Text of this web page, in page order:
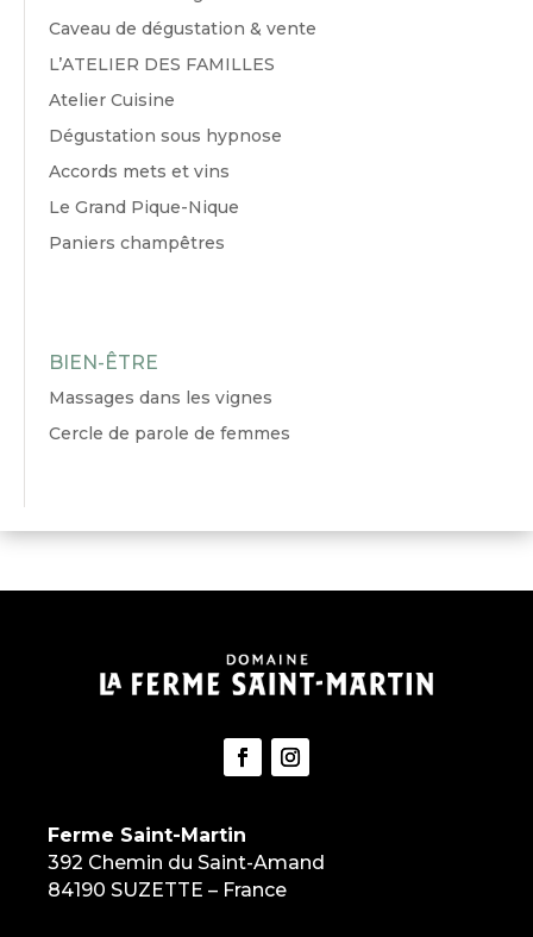
Caveau de dégustation & vente
L’ATELIER DES FAMILLES
Atelier Cuisine
Dégustation sous hypnose
Accords mets et vins
Le Grand Pique-Nique
Paniers champêtres
BIEN-ÊTRE
Massages dans les vignes
Cercle de parole de femmes
Ferme Saint-Martin
392 Chemin du Saint-Amand
84190 SUZETTE – France